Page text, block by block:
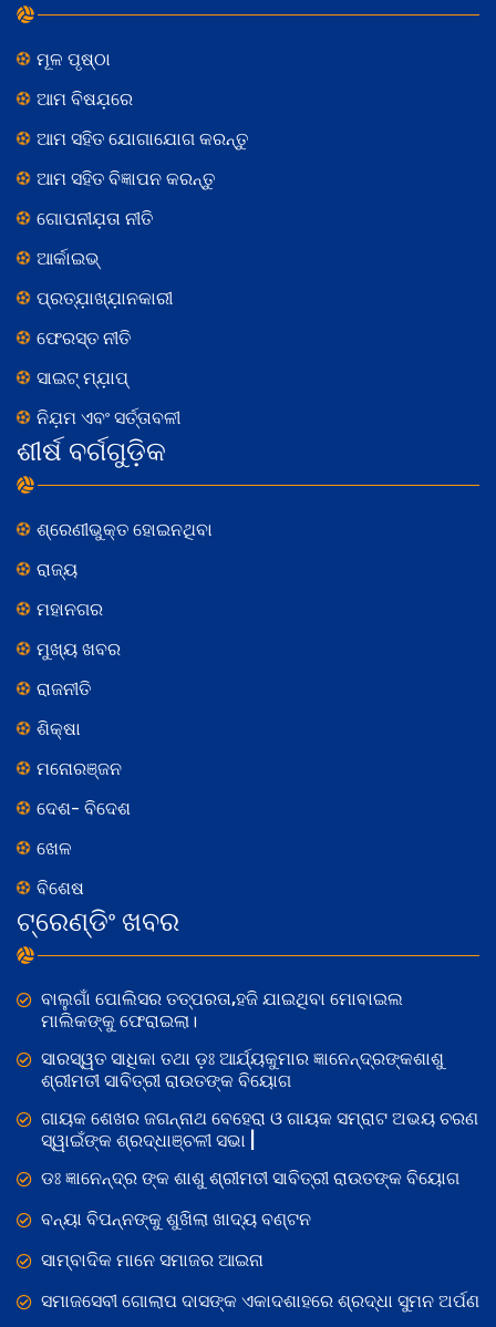
ମୂଳ ପୃଷ୍ଠା
ଆମ ବିଷଯ଼ରେ
ଆମ ସହିତ ଯୋଗାଯୋଗ କରନ୍ତୁ
ଆମ ସହିତ ବିଜ୍ଞାପନ କରନ୍ତୁ
ଗୋପନୀଯ଼ତା ନୀତି
ଆର୍କାଇଭ୍
ପ୍ରତ୍ଯ଼ାଖ୍ଯ଼ାନକାରୀ
ଫେରସ୍ତ ନୀତି
ସାଇଟ୍ ମ୍ଯ଼ାପ୍
ନିଯ଼ମ ଏବଂ ସର୍ତ୍ତାବଳୀ
ଶୀର୍ଷ ବର୍ଗଗୁଡ଼ିକ
ଶ୍ରେଣୀଭୁକ୍ତ ହୋଇନଥିବା
ରାଜ୍ୟ
ମହାନଗର
ମୁଖ୍ୟ ଖବର
ରାଜନୀତି
ଶିକ୍ଷା
ମନୋରଞ୍ଜନ
ଦେଶ- ବିଦେଶ
ଖେଳ
ବିଶେଷ
ଟ୍ରେଣ୍ଡିଂ ଖବର
ବାଲୁଗାଁ ପୋଲିସର ତତ୍‌ପରତା,ହଜି ଯାଇଥିବା ମୋବାଇଲ
ମାଲିକଙ୍କୁ ଫେରାଇଲା।
ସାରସ୍ୱତ ସାଧିକା ତଥା ଡ଼ଃ ଆର୍ଯ୍ୟକୁମାର ଜ୍ଞାନେନ୍ଦ୍ରଙ୍କଶାଶୁ
ଶ୍ରୀମତୀ ସାବିତ୍ରୀ ରାଉତଙ୍କ ବିୟୋଗ
ଗାୟକ ଶେଖର ଜଗନ୍ନାଥ ବେହେରା ଓ ଗାୟକ ସମ୍ରାଟ ଅଭୟ ଚରଣ
ସ୍ୱାଇଁଙ୍କ ଶ୍ରଦ୍ଧାଞ୍ଚଳୀ ସଭା |
ଡଃ ଜ୍ଞାନେନ୍ଦ୍ର ଙ୍କ ଶାଶୁ ଶ୍ରୀମତୀ ସାବିତ୍ରୀ ରାଉତଙ୍କ ବିୟୋଗ
ବନ୍ୟା ବିପନ୍ନଙ୍କୁ ଶୁଖିଲା ଖାଦ୍ୟ ବଣ୍ଟନ
ସାମ୍ବାଦିକ ମାନେ ସମାଜର ଆଇନା
ସମାଜସେବୀ ଗୋଲାପ ଦାସଙ୍କ ଏକାଦଶାହରେ ଶ୍ରଦ୍ଧା ସୁମନ ଅର୍ପଣ